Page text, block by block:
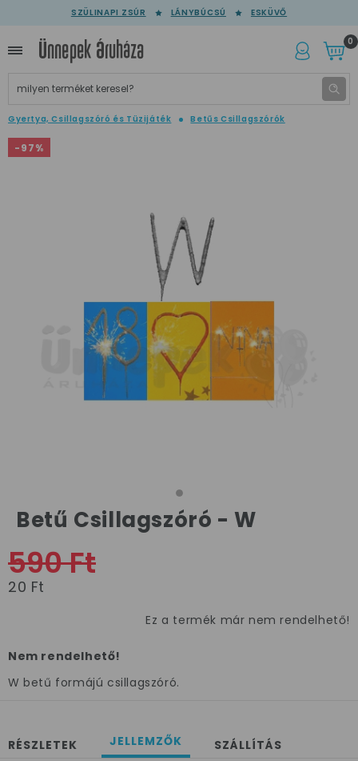
SZÜLINAPI ZSÚR LÁNYBÚCSÚ ESKÜVŐ
0
Gyertya, Csillagszóró és Tüzijáték Betűs Csillagszórók
-97%
Betű Csillagszóró - W
590 Ft
20 Ft
Ez a termék már nem rendelhető!
Nem rendelhető!
W betű formájú csillagszóró.
RÉSZLETEK JELLEMZŐK SZÁLLÍTÁS